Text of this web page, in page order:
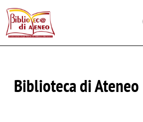
Biblioteca di Ateneo